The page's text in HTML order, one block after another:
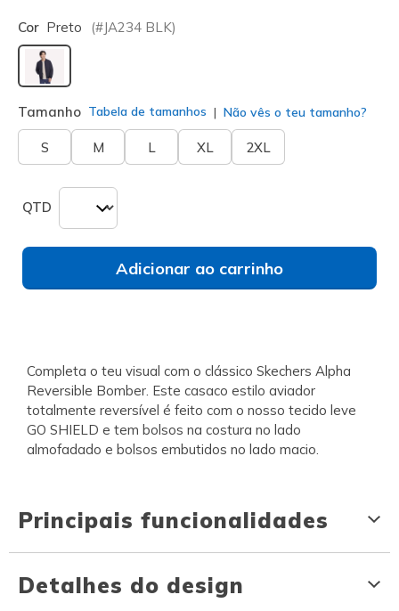
Cor Preto (#JA234 BLK)
selecionado
Tamanho Tabela de tamanhos Não vês o teu tamanho?
S M L XL 2XL
QTD
Adicionar ao carrinho
Completa o teu visual com o clássico Skechers Alpha
Reversible Bomber. Este casaco estilo aviador
totalmente reversível é feito com o nosso tecido leve
GO SHIELD e tem bolsos na costura no lado
almofadado e bolsos embutidos no lado macio.
Principais funcionalidades
Detalhes do design